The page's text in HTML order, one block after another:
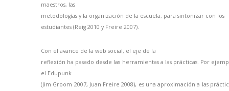
maestros, las
metodologías y la organización de la escuela, para sintonizar con los
estudiantes (Reig 2010 y Freire 2007).
Con el avance de la web social, el eje de la
reflexión ha pasado desde las herramientas a las prácticas. Por
el Edupunk
(Jim Groom 2007, Juan Freire 2008), es una aproximación a las